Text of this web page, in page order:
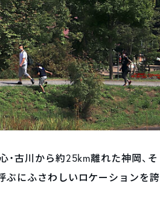
・古川から約25km離れた神岡、そ
ぶにふさわしいロケーションを誇